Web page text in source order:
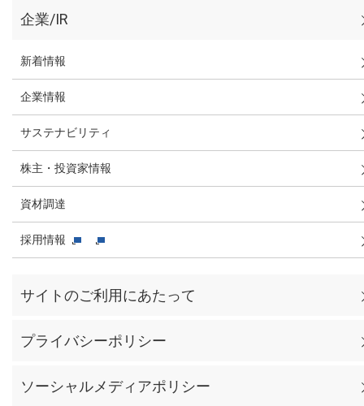
企業/IR
新着情報
企業情報
サステナビリティ
株主・投資家情報
資材調達
採用情報
サイトのご利用にあたって
プライバシーポリシー
ソーシャルメディアポリシー